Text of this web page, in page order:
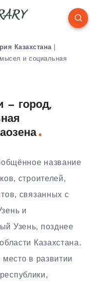
Казахстана |
и социальная
— город,
название
строителей,
связанных с
и
Узень, позднее
Казахстана.
в развитии